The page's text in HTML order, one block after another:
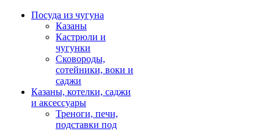
Посуда из чугуна
Казаны
Кастрюли и
чугунки
Сковороды,
сотейники, воки и
саджи
Казаны, котелки, саджи
и аксессуары
Треноги, печи,
подставки под